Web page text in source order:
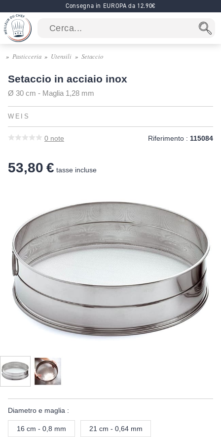
Consegna in EUROPA da 12.90€
Pasticceria Utensili Setaccio
Setaccio in acciaio inox
Ø 30 cm - Maglia 1,28 mm
WEIS
0 note Riferimento : 115084
53,80 € tasse incluse
Diametro e maglia :
16 cm - 0,8 mm 21 cm - 0,64 mm